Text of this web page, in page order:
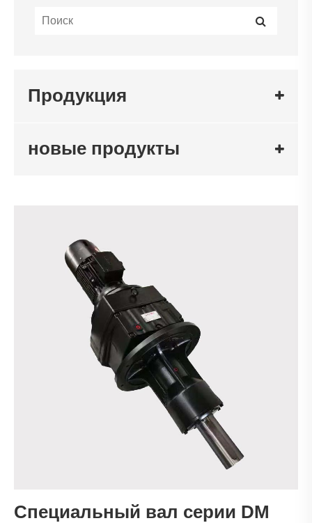
Продукция
новые продукты
Специальный вал серии DM